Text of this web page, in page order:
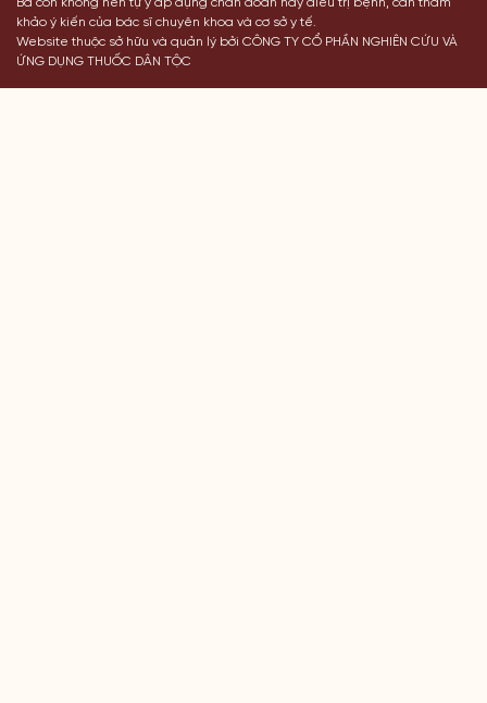
Bà con không nên tự ý áp dụng chẩn đoán hay điều trị bệnh, cần tham
khảo ý kiến của bác sĩ chuyên khoa và cơ sở y tế.
Website thuộc sở hữu và quản lý bởi CÔNG TY CỔ PHẦN NGHIÊN CỨU VÀ
ỨNG DỤNG THUỐC DÂN TỘC